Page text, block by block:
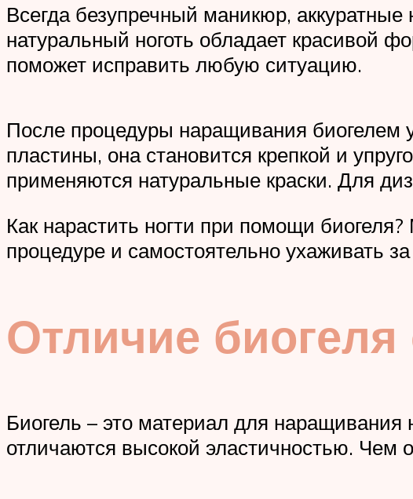
Всегда безупречный маникюр,
натуральный ноготь обладает красивой
поможет исправить любую ситуацию.
После процедуры наращивания биогелем
пластины, она становится крепкой и
применяются натуральные краски. Для
Как нарастить ногти при помощи
процедуре и самостоятельно ухаживать
Отличие биогеля
Биогель – это материал для наращивания
отличаются высокой эластичностью. Чем